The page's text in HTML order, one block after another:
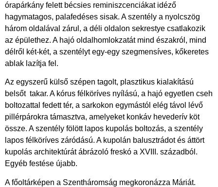
órapárkány felett bécsies reminiszcenciákat idéző
hagymatagos, palafedéses sisak. A szentély a nyolcszög
három oldalával zárul, a déli oldalon sekrestye csatlakozik
az épülethez. A hajó oldalhomlokzatát mind északról, mind
délről két-két, a szentélyt egy-egy szegmensíves, kőkeretes
ablak lazítja fel.
Az egyszerű külső szépen tagolt, plasztikus kialakítású
belsőt takar. A kórus félköríves nyílású, a hajó egyetlen cseh
boltozattal fedett tér, a sarkokon egymástól elég távol lévő
pillérpárokra támasztva, amelyeket konkáv hevederív köt
össze. A szentély fölött lapos kupolás boltozás, a szentély
lapos félköríves záródású. A kupolán balusztrádot és áttört
kupolás architektúrát ábrázoló freskó a XVIII. századból.
Egyéb festése újabb.
A főoltárképen a Szentháromság megkoronázza Máriát.